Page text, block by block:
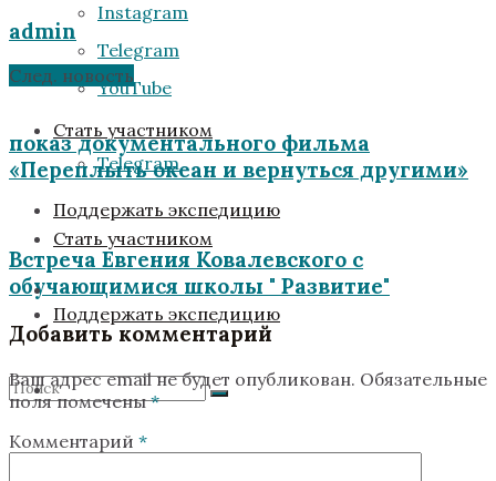
Telegram
Стать участником
Поддержать экспедицию
Instagram
YouTube
Telegram
Стать участником
Поддержать экспедицию
admin
След. новость
показ документального фильма
«Переплыть океан и вернуться другими»
Встреча Евгения Ковалевского с
обучающимися школы " Развитие"
Добавить комментарий
Ваш адрес email не будет опубликован. Обязательные
поля помечены*
Комментарий *